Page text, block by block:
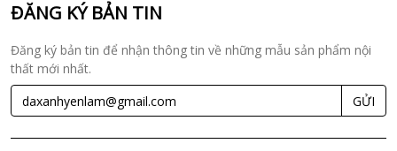
ĐĂNG KÝ BẢN TIN
Đăng ký bản tin để nhận thông tin về những mẫu sản phẩm nội
thất mới nhất.
GỬI